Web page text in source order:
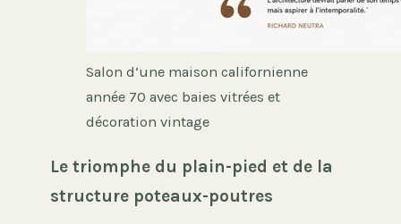
Salon d’une maison californienne
année 70 avec baies vitrées et
décoration vintage
Le triomphe du plain-pied et de la
structure poteaux-poutres